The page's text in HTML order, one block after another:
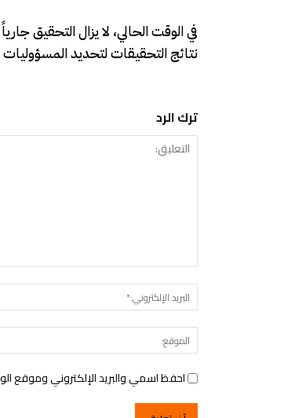
في الوقت الحالي، لا يزال التحقيق
نتائج التحقيقات لتحديد المسؤوليات
ترك الرد
احفظ اسمي والبريد الإلكتروني وموقع